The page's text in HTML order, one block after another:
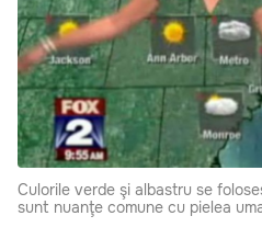
Culorile verde şi albastru se
sunt nuanţe comune cu pielea